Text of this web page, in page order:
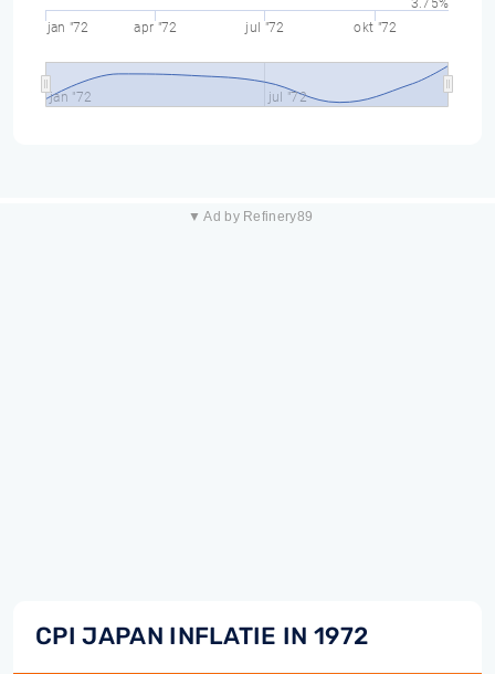
jan "72 apr "72 jul "72 okt "72
jan "72 jul "72
3.75%
▼ Ad by Refinery89
CPI JAPAN INFLATIE IN 1972